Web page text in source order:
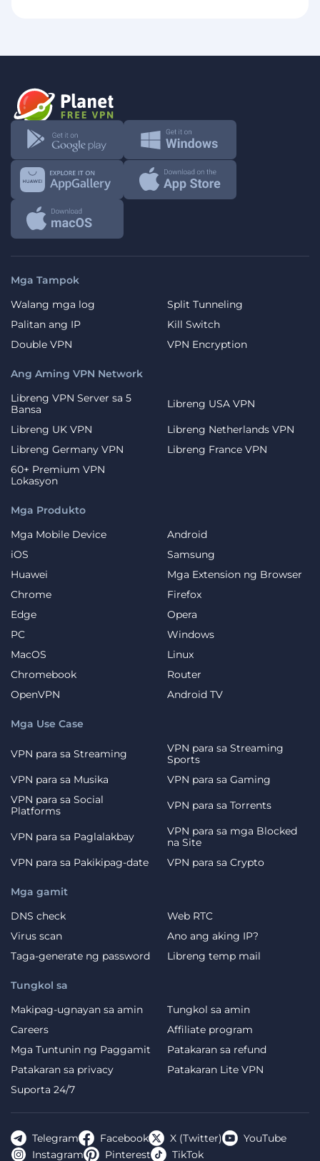
Mga Tampok
Walang mga log
Split Tunneling
Palitan ang IP
Kill Switch
Double VPN
VPN Encryption
Mga Produkto
Mga Mobile Device
Android
iOS
Samsung
Huawei
Mga Extension ng Browser
Chrome
Firefox
Edge
Opera
PC
Windows
MacOS
Linux
Chromebook
Router
OpenVPN
Android TV
Mga Use Case
VPN para sa Streaming
VPN para sa Streaming
Sports
VPN para sa Musika
VPN para sa Gaming
VPN para sa Social
Platforms
VPN para sa Torrents
VPN para sa Paglalakbay
VPN para sa mga Blocked
na Site
VPN para sa Pakikipag-date
VPN para sa Crypto
Tungkol sa
Makipag-ugnayan sa amin
Tungkol sa amin
Careers
Affiliate program
Mga Tuntunin ng Paggamit
Patakaran sa refund
Patakaran sa privacy
Patakaran Lite VPN
Suporta 24/7
Ang Aming VPN Network
Libreng VPN Server sa 5
Bansa
Libreng USA VPN
Libreng UK VPN
Libreng Netherlands VPN
Libreng Germany VPN
Libreng France VPN
60+ Premium VPN
Lokasyon
Mga gamit
DNS check
Web RTC
Virus scan
Ano ang aking IP?
Taga-generate ng password
Libreng temp mail
Telegram Facebook X (Twitter)
YouTube
Instagram
Pinterest TikTok